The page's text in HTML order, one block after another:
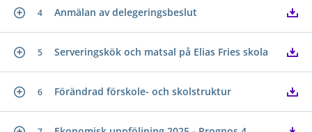
4 Anmälan av delegeringsbeslut
5 Serveringskök och matsal på Elias Fries skola
6 Förändrad förskole- och skolstruktur